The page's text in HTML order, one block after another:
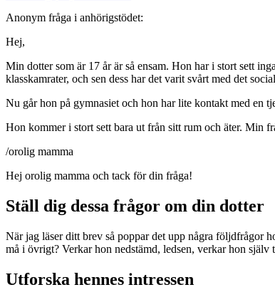
Anonym fråga i anhörigstödet:
Hej,
Min dotter som är 17 år är så ensam. Hon har i stort sett
klasskamrater, och sen dess har det varit svårt med det
Nu går hon på gymnasiet och hon har lite kontakt med en
Hon kommer i stort sett bara ut från sitt rum och äter. Min
/orolig mamma
Hej orolig mamma och tack för din fråga!
Ställ dig dessa frågor om din dotter
När jag läser ditt brev så poppar det upp några följdfrågor
må i övrigt? Verkar hon nedstämd, ledsen, verkar hon själv
Utforska hennes intressen